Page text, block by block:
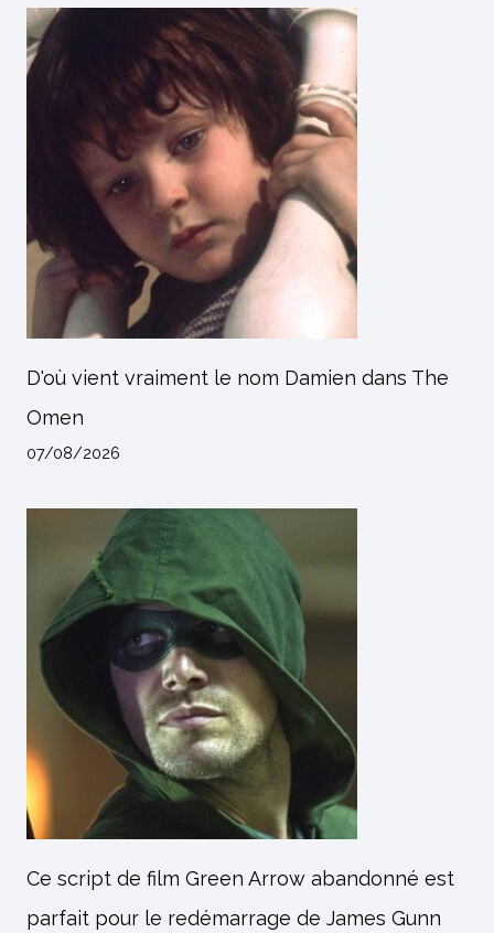
D'où vient vraiment le nom Damien dans The
Omen
07/08/2026
Ce script de film Green Arrow abandonné est
parfait pour le redémarrage de James Gunn